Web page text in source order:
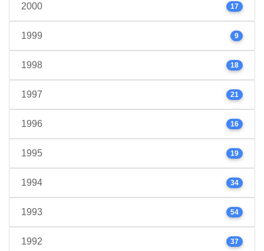
2000 17
1999 9
1998 18
1997 21
1996 16
1995 19
1994 34
1993 54
1992 37